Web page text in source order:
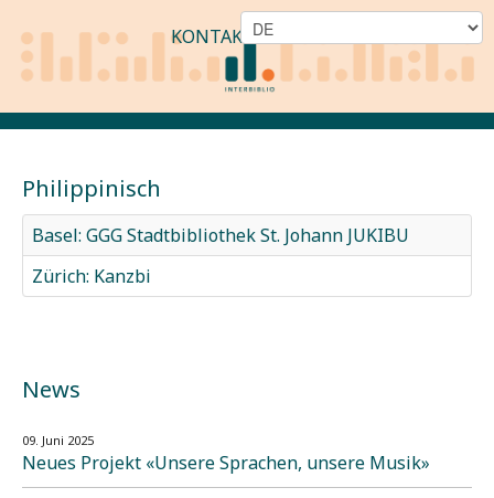
KONTAKT
Philippinisch
Basel: GGG Stadtbibliothek St. Johann JUKIBU
Zürich: Kanzbi
News
09. Juni 2025
Neues Projekt «Unsere Sprachen, unsere Musik»